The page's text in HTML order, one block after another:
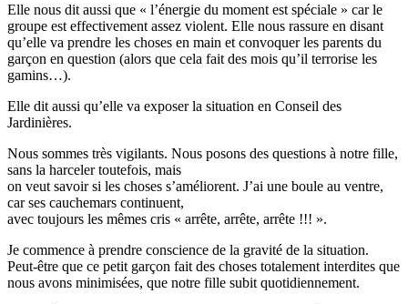
Elle nous dit aussi que « l’énergie du moment est spéciale » car le
groupe est effectivement assez violent. Elle nous rassure en disant
qu’elle va prendre les choses en main et convoquer les parents du
garçon en question (alors que cela fait des mois qu’il terrorise les
gamins…).
Elle dit aussi qu’elle va exposer la situation en Conseil des
Jardinières.
Nous sommes très vigilants. Nous posons des questions à notre fille,
sans la harceler toutefois, mais
on veut savoir si les choses s’améliorent. J’ai une boule au ventre,
car ses cauchemars continuent,
avec toujours les mêmes cris « arrête, arrête, arrête !!! ».
Je commence à prendre conscience de la gravité de la situation.
Peut-être que ce petit garçon fait des choses totalement interdites que
nous avons minimisées, que notre fille subit quotidiennement.